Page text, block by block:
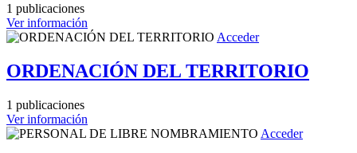
1 publicaciones
Ver información
Acceder
ORDENACIÓN DEL TERRITORIO
1 publicaciones
Ver información
Acceder